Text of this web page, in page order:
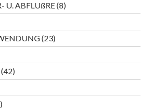
U. ABFLUßRE 88
Produkte
2323
Produkte
4242
Produkte